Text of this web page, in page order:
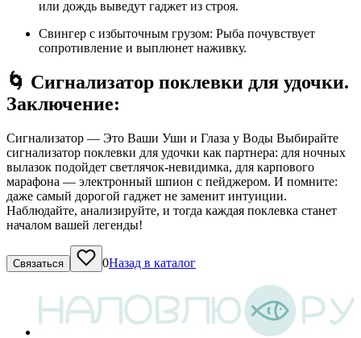
или дождь выведут гаджет из строя.
Свингер с избыточным грузом: Рыба почувствует
сопротивление и выплюнет наживку.
🌀 Сигнализатор поклевки для удочки.
Заключение:
Сигнализатор — Это Ваши Уши и Глаза у Воды Выбирайте
сигнализатор поклевки для удочки как партнера: для ночных
вылазок подойдет светлячок-невидимка, для карпового
марафона — электронный шпион с пейджером. И помните:
даже самый дорогой гаджет не заменит интуиции.
Наблюдайте, анализируйте, и тогда каждая поклевка станет
началом вашей легенды!
Связаться 0Назад в каталог